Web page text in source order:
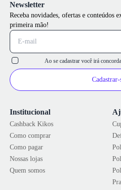
Institucional
Cashback Kikos
Como comprar
Como pagar
Nossas lojas
Quem somos
Newsletter
Receba novidades, ofertas e conteúdos
primeira mão!
Ao se cadastrar você irá
Cadastrar-